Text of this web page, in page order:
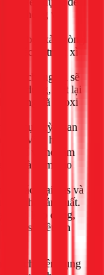
không và
bọt xà phòng
xác vị trí bị xì
chúng tôi sẽ
dụng, siết lại
ống đã bị oxi
cực kỳ quan
Việc hút
khí và hơi ẩm
và đảm bảo
xác loại gas và
nhà sản xuất.
thử, kẹp dòng,
số đều ổn